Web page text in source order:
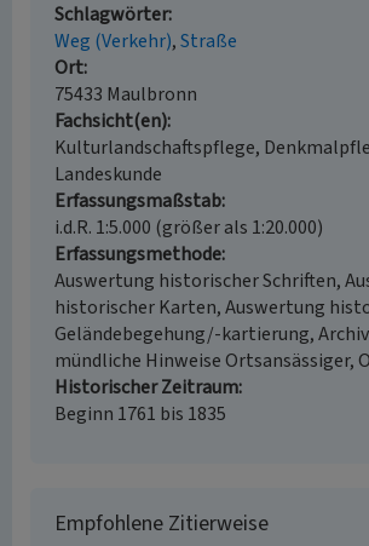
Schlagwörter
Weg (Verkehr) Straße
Ort
75433 Maulbronn
Fachsicht(en)
Kulturlandschaftspflege,
Landeskunde
Erfassungsmaßstab
i.d.R. 1:5.000 (größer als 1:20.000)
Erfassungsmethode
Auswertung historischer Schriften,
historischer Karten, Auswertung
Geländebegehung/-kartierung,
mündliche Hinweise Ortsansässiger,
Historischer Zeitraum
Beginn 1761 bis 1835
Empfohlene Zitierweise